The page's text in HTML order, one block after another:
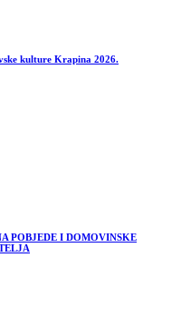
kulture Krapina 2026.
POBJEDE I DOMOVINSKE